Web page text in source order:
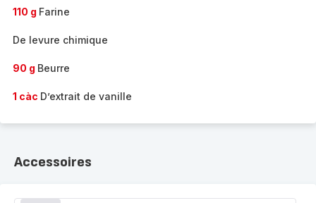
110 g Farine
De levure chimique
90 g Beurre
1 càc D’extrait de vanille
Accessoires